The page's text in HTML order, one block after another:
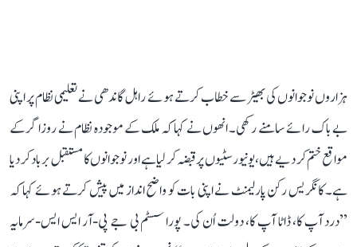
ہزاروں نوجوانوں کی بھیڑ سے خطاب کرتے ہوئے راہل گاندھی نے تعلیمی نظام پر اپنی
بے باک رائے سامنے رکھی۔ انھوں نے کہا کہ ملک کے موجودہ نظام نے روزاگر کے
مواقع ختم کر دیے ہیں، یونیورسٹیوں پر قبضہ کر لیا ہے اور نوجوانوں کا مستقبل برباد کر دیا
ہے۔ کانگریس رکن پارلیمنٹ نے اپنی بات کو واضح انداز میں پیش کرتے ہوئے کہا کہ
’’درد آپ کا، ڈاٹا آپ کا، دولت اُن کی۔ پورا سسٹم بی جے پی-آر ایس ایس-سرمایہ